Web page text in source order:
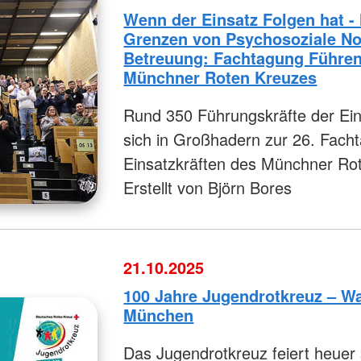
Wenn der Einsatz Folgen hat
Grenzen von Psychosoziale
Betreuung: Fachtagung
Münchner Roten Kreuzes
Rund 350 Führungskräfte der
sich in Großhadern zur 26.
Einsatzkräften des Münchner
Erstellt von Björn Bores
21.10.2025
100 Jahre Jugendrotkreuz –
München
Das Jugendrotkreuz feiert